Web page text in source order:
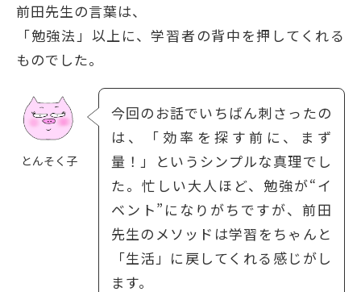
前田先生の言葉は、
「勉強法」以上に、学習者の背中を押してくれる
ものでした。
とんそく子
今回のお話でいちばん刺さったの
は、「効率を探す前に、まず
量！」というシンプルな真理でし
た。忙しい大人ほど、勉強が“イ
ベント”になりがちですが、前田
先生のメソッドは学習をちゃんと
「生活」に戻してくれる感じがし
ます。